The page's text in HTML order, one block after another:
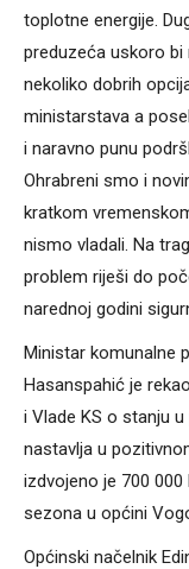
toplotne energije.
preduzeća uskoro bi
nekoliko dobrih
ministarstava a
i naravno punu
Ohrabreni smo i
kratkom
nismo vladali. Na
problem riješi do
narednoj godini
Ministar komunalne
Hasanspahić je
i Vlade KS o stanju
nastavlja u
izdvojeno je 700 000
sezona u općini
Općinski načelnik